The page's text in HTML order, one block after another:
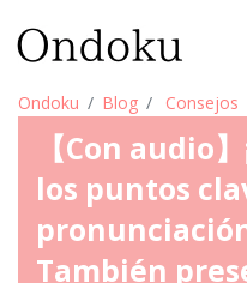
Ondoku Blog Consejos
【Con audio
los puntos
También